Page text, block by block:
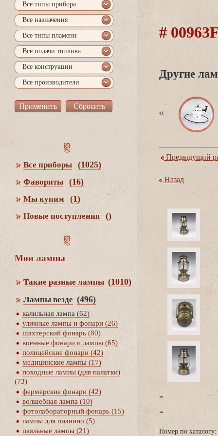
се типы прибора
се назначения
се типы пламени
се подачи топлива
се конструкции
се производители
се приборы (1025)
Фавориты (16)
Мы купим (1)
Новые поступления ()
Мои лампы
Такие разные лампы (1010)
Лампы везде (496)
калильная лампа (62)
уличные лампы и фонари (26)
шахтерский фонарь (80)
оенные фонари и лампы (65)
полицейские фонари (42)
медицинские лампы (17)
походные лампы (для палатки)
(73)
фермерские фонари (42)
олшебная лампа (10)
фотолабораторный фонарь (15)
лампы для пианино (5)
паяльные лампы (21)
#
Другие
Предыдущий
Назад
-
-
Номер по каталогу: